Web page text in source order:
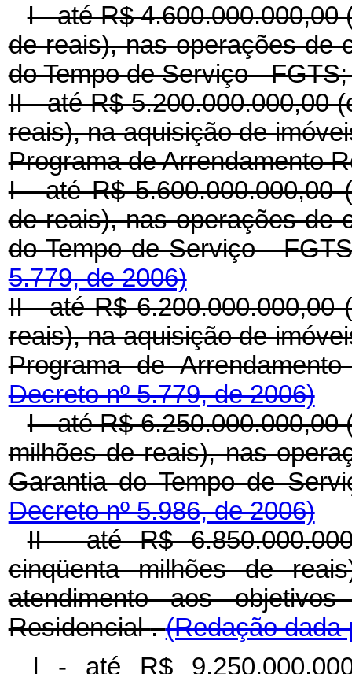
I - até R$
de reais), nas operações de
do Tempo de Serviço -
II - até R$ 5.200.000.000,00
reais), na aquisição de
Programa de Arrendamento
I - até R$ 5.600.000.000,00
de reais), nas operações de
do Tempo de Serviço -
5.779, de 2006)
II - até R$ 6.200.000.000,00
reais), na aquisição de
Programa de
Decreto nº 5.779, de 2006)
I - até R$
milhões de reais), nas
Garantia do Tempo de
Decreto nº 5.986, de 2006)
II - até R$
cinqüenta milhões de
atendimento aos
Residencial.(Redação dada
I - até R$